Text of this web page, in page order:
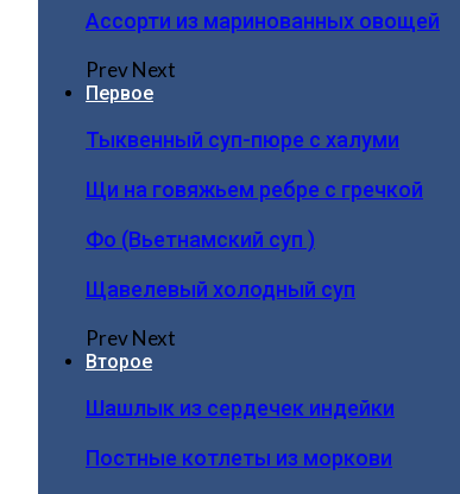
Ассорти из маринованных овощей
PrevNext
Первое
Тыквенный суп-пюре с халуми
Щи на говяжьем ребре с гречкой
Фо (Вьетнамский суп )
Щавелевый холодный суп
PrevNext
Второе
Шашлык из сердечек индейки
Постные котлеты из моркови